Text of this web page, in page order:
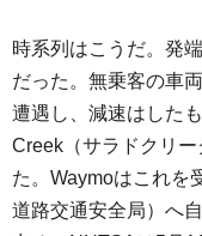
時系列はこうだ。発
だった。無乗客の車
遭遇し、減速はした
Creek（サラドクリ
た。Waymoはこれを
道路交通安全局）へ